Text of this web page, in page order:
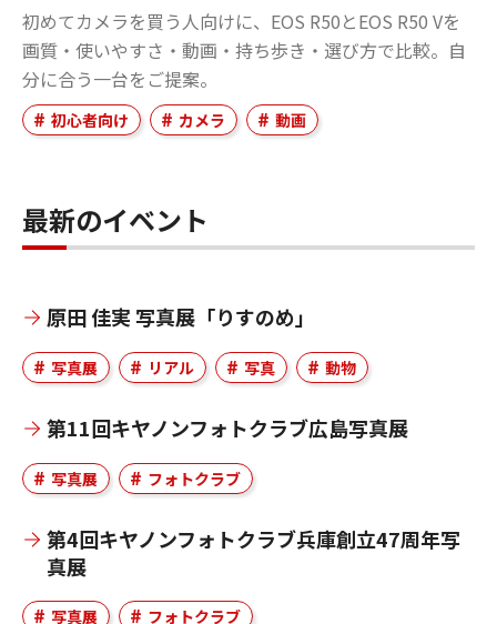
初めてカメラを買う人向けに、EOS R50とEOS R50 Vを
画質・使いやすさ・動画・持ち歩き・選び方で比較。自
分に合う一台をご提案。
初心者向け カメラ 動画
最新のイベント
原田 佳実 写真展「りすのめ」
写真展 リアル 写真 動物
第11回キヤノンフォトクラブ広島写真展
写真展 フォトクラブ
第4回キヤノンフォトクラブ兵庫創立47周年写
真展
写真展 フォトクラブ